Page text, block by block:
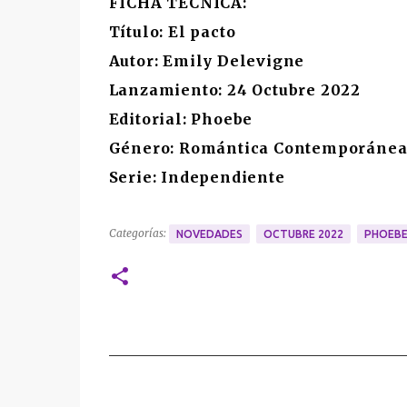
Título: El pacto
Autor: Emily Delevigne
Lanzamiento: 24 Octubre 2022
Editorial: Phoebe
Género: Romántica Contemporánea
Serie: Independiente
Categorías: NOVEDADES OCTUBRE 2022 PHOEBE